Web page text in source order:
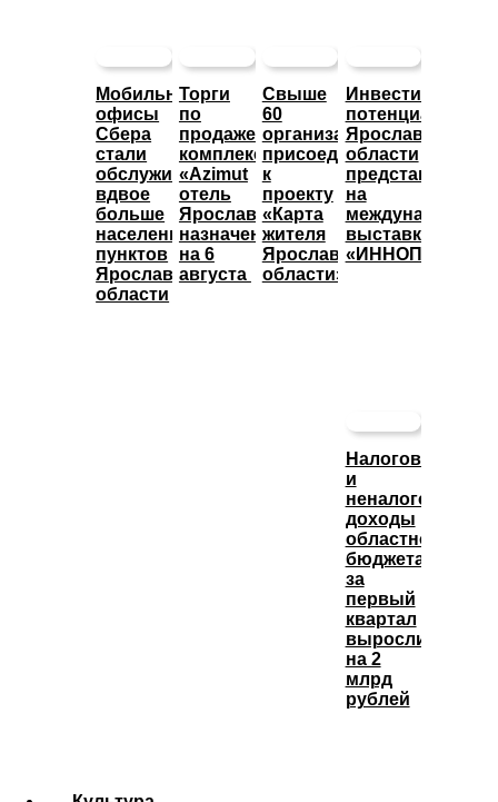
Мобильные
офисы
Сбера
стали
обслуживать
вдвое
больше
населенных
пунктов
Ярославской
области
Торги
по
продаже
комплекса
«Azimut
отель
Ярославль»
назначены
на 6
августа
Свыше
60
организаций
присоединились
к
проекту
«Карта
жителя
Ярославской
области»
потенциал
Ярославской
области
представят
на
международной
выставке
«ИННОПРОМ»
Налоговые
и
неналоговые
доходы
областного
бюджета
за
первый
квартал
выросли
на 2
млрд
рублей